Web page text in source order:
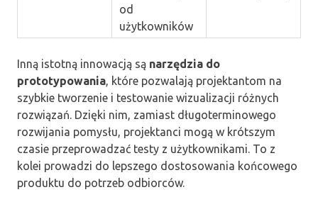
od
użytkowników
Inną istotną innowacją są narzędzia do
prototypowania, które pozwalają projektantom na
szybkie tworzenie i testowanie wizualizacji różnych
rozwiązań. Dzięki nim, zamiast długoterminowego
rozwijania pomysłu, projektanci mogą w krótszym
czasie przeprowadzać testy z użytkownikami. To z
kolei prowadzi do lepszego dostosowania końcowego
produktu do potrzeb odbiorców.